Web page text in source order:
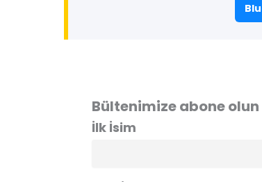
Bültenimize abone olun
İlk İsim